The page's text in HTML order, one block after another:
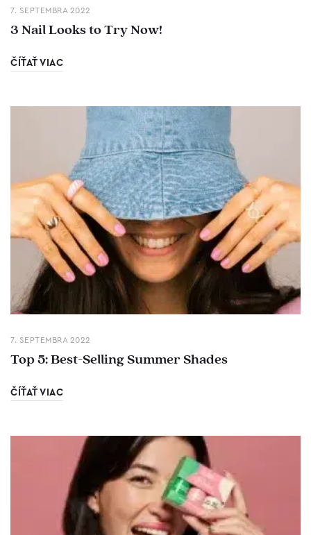
7. SEPTEMBRA 2022
3 Nail Looks to Try Now!
ČÍŤAŤ VIAC
7. SEPTEMBRA 2022
Top 5: Best-Selling Summer Shades
ČÍŤAŤ VIAC